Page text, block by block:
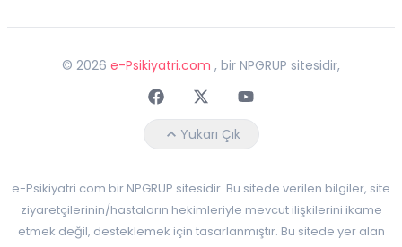
© 2026 e-Psikiyatri.com , bir NPGRUP sitesidir,
FaceebokTwitterYoutube
Yukarı Çık
e-Psikiyatri.com bir NPGRUP sitesidir. Bu sitede verilen bilgiler, site
ziyaretçilerinin/hastaların hekimleriyle mevcut ilişkilerini ikame
etmek değil, desteklemek için tasarlanmıştır. Bu sitede yer alan